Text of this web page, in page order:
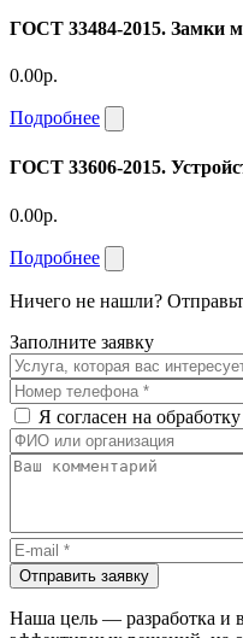
ГОСТ 33484-2015. Замки
0.00р.
Подробнее
ГОСТ 33606-2015.
0.00р.
Подробнее
Ничего не нашли?
Заполните заявку
Я согласен на
Отправить заявку
Наша цель — разработка и